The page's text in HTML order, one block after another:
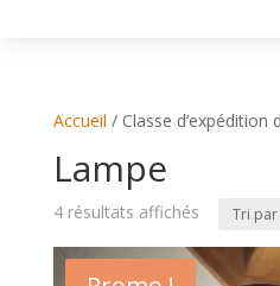
Accueil / Classe
Lampe
4 résultats affichés